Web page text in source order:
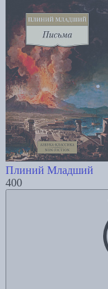
Плиний Младший
400